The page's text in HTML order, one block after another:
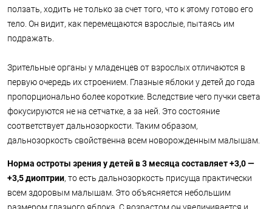
ползать, ходить не только за счет того, что к этому готово его
тело. Он видит, как перемещаются взрослые, пытаясь им
подражать.
Зрительные органы у младенцев от взрослых отличаются в
первую очередь их строением. Глазные яблоки у детей до года
пропорционально более короткие. Вследствие чего пучки света
фокусируются не на сетчатке, а за ней. Это состояние
соответствует дальнозоркости. Таким образом,
дальнозоркость свойственна всем новорожденным малышам.
Норма остроты зрения у детей в 3 месяца составляет +3,0 —
+3,5 диоптрии, то есть дальнозоркость присуща практически
всем здоровым малышам. Это объясняется небольшим